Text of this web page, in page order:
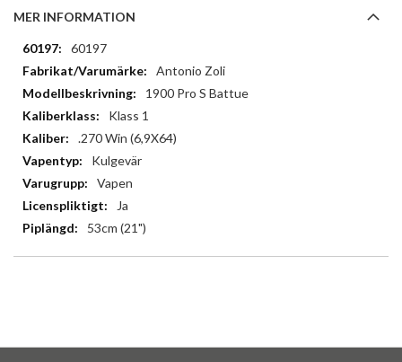
MER INFORMATION
Mer
information
60197
Antonio Zoli
1900 Pro S Battue
Klass 1
.270 Win (6,9X64)
Kulgevär
Vapen
Ja
53cm (21")